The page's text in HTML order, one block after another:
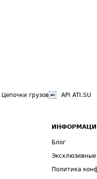
Цепочки грузов API ATI.SU
Блог
Политика